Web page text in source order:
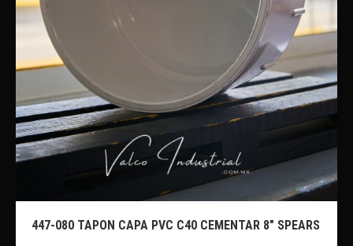
447-080 TAPON CAPA PVC C40 CEMENTAR 8″ SPEARS